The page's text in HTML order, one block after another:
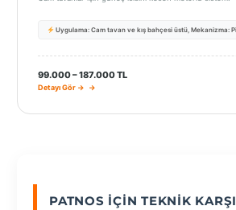
Uygulama: Cam tavan ve kış bahçesi üstü, Mekanizma:
99.000 – 187.000 TL
Detayı Gör →
PATNOS İÇIN TEKNIK